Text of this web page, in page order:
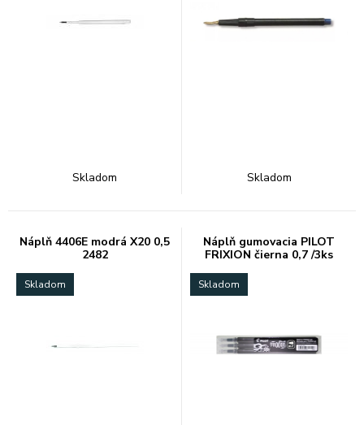
Skladom Skladom
Náplň 4406E modrá X20 0,5
2482
Skladom
Náplň gumovacia PILOT
FRIXION čierna 0,7 /3ks
Skladom